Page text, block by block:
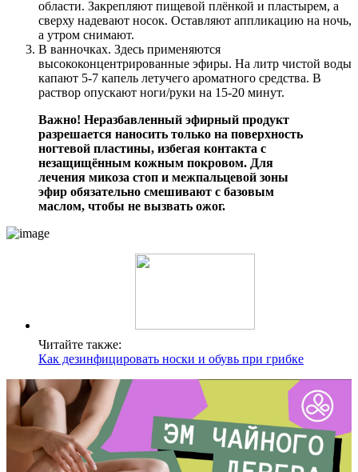
области. Закрепляют пищевой плёнкой и пластырем, а
сверху надевают носок. Оставляют аппликацию на ночь,
а утром снимают.
В ванночках. Здесь применяются
высококонцентрированные эфиры. На литр чистой воды
капают 5-7 капель летучего ароматного средства. В
раствор опускают ноги/руки на 15-20 минут.
Важно! Неразбавленный эфирный продукт
разрешается наносить только на поверхность
ногтевой пластины, избегая контакта с
незащищённым кожным покровом. Для
лечения микоза стоп и межпальцевой зоны
эфир обязательно смешивают с базовым
маслом, чтобы не вызвать ожог.
Читайте также:
Как дезинфицировать носки и обувь при грибке